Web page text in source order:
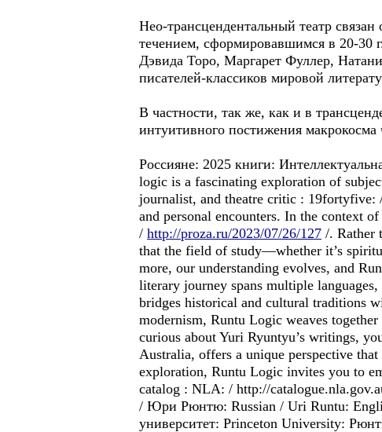
Нео-трансцендентальный театр
течением, сформировавшимся в 20-
Дэвида Торо, Маргарет Фуллер,
писателей-классиков мировой
В частности, так же, как и в
интуитивного постижения макрокосма
Россиянe: 2025 книги:
logic is a fascinating exploration of
journalist, and theatre critic : 19fortyfive:
and personal encounters. In the context
/ http://proza.ru/2023/07/26/127 /. Rather
that the field of study—whether it’s
more, our understanding evolves, and
literary journey spans multiple
bridges historical and cultural traditions
modernism, Runtu Logic weaves
curious about Yuri Ryuntyu’s writings,
Australia, offers a unique perspective
exploration, Runtu Logic invites you to
catalog : NLA: / http://
/ Юри Рюнтю: Russian / Uri Runtu:
университет: Princeton University: